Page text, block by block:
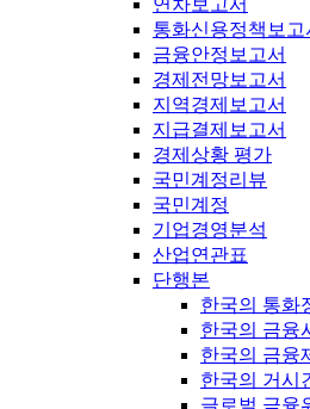
연차보고서
통화신용정책보고
금융안정보고서
경제전망보고서
지역경제보고서
지급결제보고서
경제상황 평가
국민계정리뷰
국민계정
기업경영분석
산업연관표
단행본
한국의 통화
한국의 금융
한국의 금융
한국의 거시